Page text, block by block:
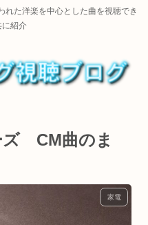
れた洋楽を中心とした曲を視聴でき
に紹介
CM曲のま
家電